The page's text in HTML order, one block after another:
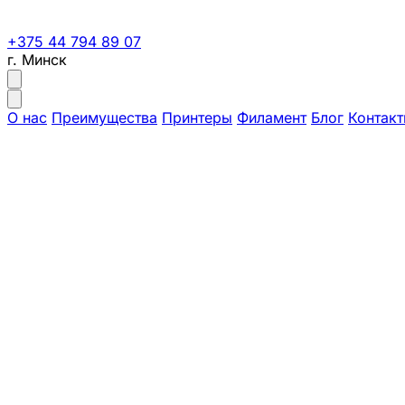
+375 44 794 89 07
г. Минск
О нас Преимущества Принтеры Филамент Блог